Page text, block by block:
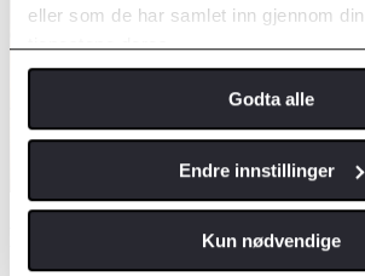
eller som de har samlet inn gjennom
tjenestene deres.
Godta alle
Endre innstillinger
Kun nødvendige
Plass til alt – og litt til